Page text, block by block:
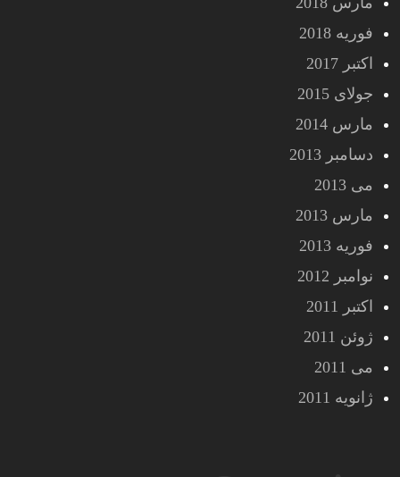
فوریه 2018
اکتبر 2017
جولای 2015
مارس 2014
دسامبر 2013
می 2013
مارس 2013
فوریه 2013
نوامبر 2012
اکتبر 2011
ژوئن 2011
می 2011
ژانویه 2011